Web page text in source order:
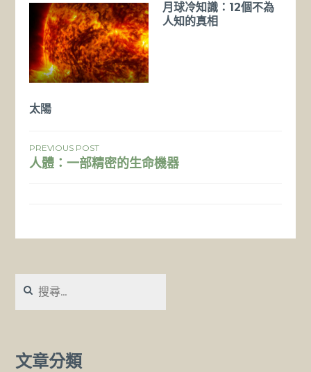
太陽
月球冷知識：12個不為
人知的真相
文
PREVIOUS POST
人體：一部精密的生命機器
尋
文章分類